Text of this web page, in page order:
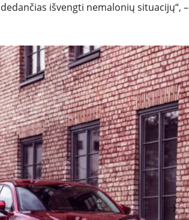
išvengti nemalonių situacijų“, –